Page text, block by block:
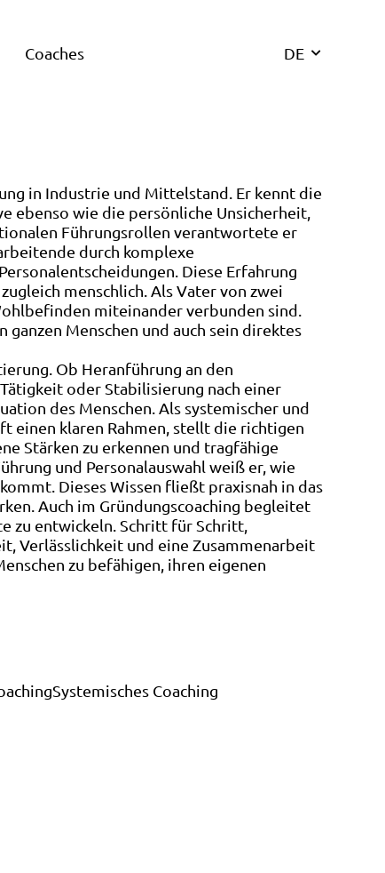
Coaches DE
in Industrie und Mittelstand. Er kennt die
ebenso wie die persönliche Unsicherheit,
Führungsrollen verantwortete er
durch komplexe
Diese Erfahrung
menschlich. Als Vater von zwei
miteinander verbunden sind.
Menschen und auch sein direktes
Ob Heranführung an den
oder Stabilisierung nach einer
des Menschen. Als systemischer und
einen klaren Rahmen, stellt die richtigen
Stärken zu erkennen und tragfähige
und Personalauswahl weiß er, wie
Dieses Wissen fließt praxisnah in das
Auch im Gründungscoaching begleitet
zu entwickeln. Schritt für Schritt,
Verlässlichkeit und eine Zusammenarbeit
zu befähigen, ihren eigenen
Systemisches Coaching